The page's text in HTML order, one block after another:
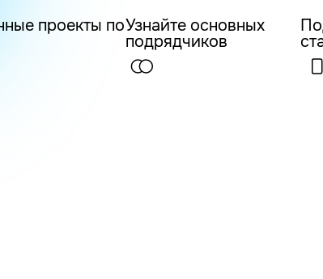
проекты поУзнайте основных
подрядчиков